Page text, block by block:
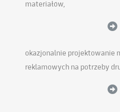
materiałów,
okazjonalnie projektowanie
reklamowych na potrzeby